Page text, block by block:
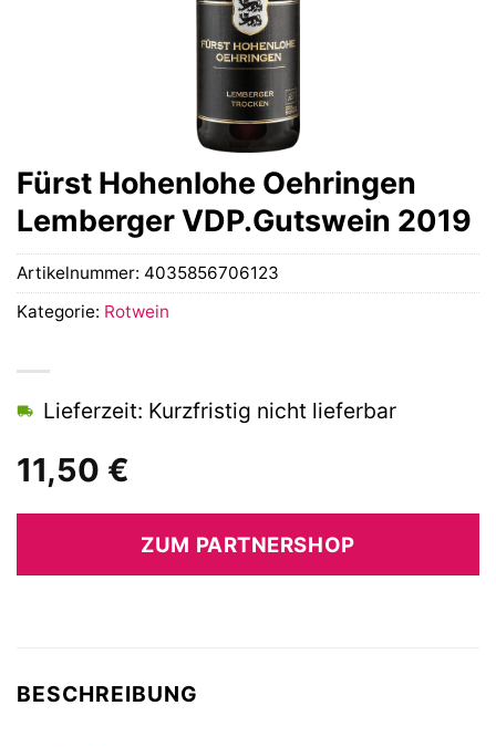
Fürst Hohenlohe Oehringen
Lemberger VDP.Gutswein 2019
11,50 €
Lieferzeit: Kurzfristig nicht lieferbar
ZUM PARTNERSHOP
Artikelnummer: 4035856706123
Kategorie: Rotwein
BESCHREIBUNG